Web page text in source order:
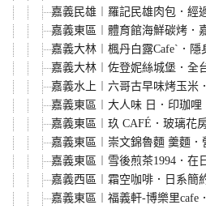
嘉義民雄︱羅記民雄肉包．經
嘉義東區︱體育館海鮮碳烤．
嘉義大林︱楓丹白露Cafe`．
嘉義大林︱佐登妮絲城堡．全
嘉義水上︱六哥古早味烤玉米
嘉義東區︱大人味 日．印珈
嘉義東區︱玖 CAFÉ．玻璃花
嘉義東區︱崇文錦魯麵 羹麵
嘉義東區︱雪後煎茶1994．
嘉義西區︱霜空咖啡．日系簡
嘉義東區︱福義軒-博樂里